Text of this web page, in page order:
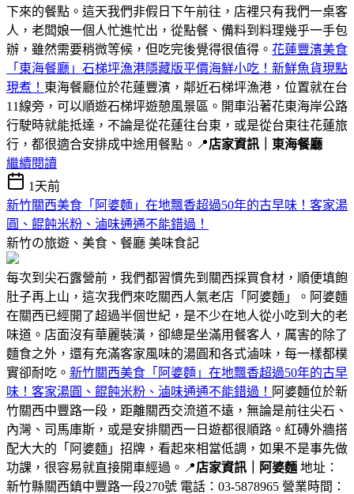
下來的餐點。這天我們非假日下午前往，店裡只有我們一桌客
人，老闆娘一個人忙進忙出，從點餐、備料到料理幾乎一手包
辦，雖然需要稍微等候，但吃完後覺得很值得。 花蓮豐濱美食
「東海餐廳」石梯坪漁港隱藏版平價海鮮小吃！新鮮魚貨現點
現煮！ 東海餐廳位於花蓮豐濱，鄰近石梯坪漁港，位置就在台
11線旁，可以順遊石梯坪遊憩風景區。開車沿著花東海岸公路
行駛時就能抵達，不論是從花蓮往台東，或是從台東往花蓮旅
行，都很適合安排成中途用餐點。📍店家資訊｜東海餐廳
繼續閱讀
1天前
新竹關西美食「阿婆麵」在地飄香超過50年的古早味！客家湯
圓、餛飩米粉、滷味通通不能錯過！
新竹の旅遊、美食、餐廳 美味食記
每次到尖石露營前，我們都習慣先到關西採買食材，順便填飽
肚子再上山，這次我們來吃關西人氣老店「阿婆麵」。阿婆麵
在關西已經開了超過半個世紀，是不少在地人從小吃到大的老
味道。店面沒有華麗裝潢，卻總是坐滿用餐客人，厲害的除了
麵食之外，還有充滿客家風味的湯圓和各式滷味，每一樣都樸
實卻耐吃。 新竹關西美食「阿婆麵」在地飄香超過50年的古早
味！客家湯圓、餛飩米粉、滷味通通不能錯過！ 阿婆麵位於新
竹關西中豐路一段，距離關西交流道不遠，無論是前往尖石、
內灣、司馬庫斯，或是安排關西一日遊都很順路。紅磚外牆搭
配大大的「阿婆麵」招牌，看起來相當低調，如果不是事先做
功課，很容易就直接開車經過。📍店家資訊｜阿婆麵 地址：
新竹縣關西鎮中豐路一段270號 電話：03-5878965 營業時間：